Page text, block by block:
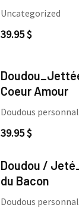
Uncategorized
39.95$
Coeur Amour
Doudous
39.95$
Doudou /
du Bacon
Doudous